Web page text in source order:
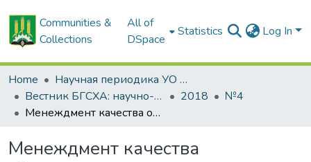
Communities &
Collections
All of
DSpace
Statistics Log In
Home
Научная периодика УО БГСХА
Вестник БГСХА: научно-методический журнал Белорусской государственной сельскохозяйственной академии
2018
№4
Менеждмент качества образования на принципах и требования нового международного стандарта ISO 9001:2015
Менеждмент качества